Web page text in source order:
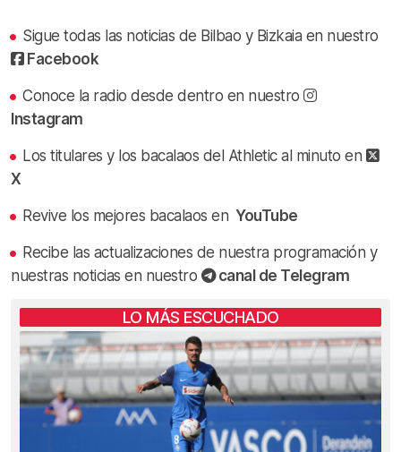
Sigue todas las noticias de Bilbao y Bizkaia en nuestro
Facebook
Conoce la radio desde dentro en nuestro
Instagram
Los titulares y los bacalaos del Athletic al minuto en
X
Revive los mejores bacalaos en YouTube
Recibe las actualizaciones de nuestra programación y
nuestras noticias en nuestro
canal de Telegram
LO MÁS ESCUCHADO